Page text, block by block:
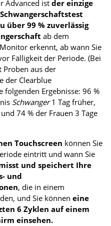
Advanced ist der einzige
über 99 % zuverlässig
ab dem
erkennt, ab wann Sie
Fälligkeit der Periode. (Bei
Proben aus der
der Clearblue
Ergebnisse: 96 %
Schwanger1 Tag früher,
74 % der Frauen 3 Tage
Touchscreen können Sie
eintritt und wann Sie
und speichert Ihre
und
, die in einem
und Sie können eine
6 Zyklen auf einem
einsehen.